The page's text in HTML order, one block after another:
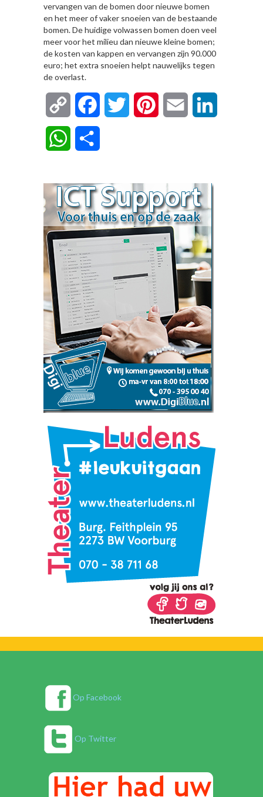
vervangen van de bomen door nieuwe bomen
en het meer of vaker snoeien van de bestaande
bomen. De huidige volwassen bomen doen veel
meer voor het milieu dan nieuwe kleine bomen;
de kosten van kappen en vervangen zijn 90.000
euro; het extra snoeien helpt nauwelijks tegen
de overlast.
Copy
Link
FacebookTwitter Pinterest Email
WhatsApp
Op Facebook
Op Twitter